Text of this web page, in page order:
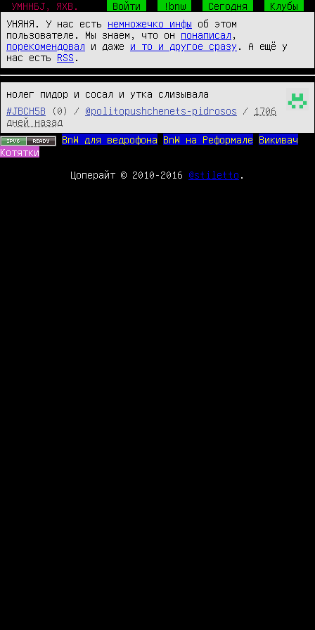
УМННБJ, ЯХВ. Войти !bnw Сегодня
Клубы
УНЯНЯ. У нас есть немножечко инфы об этом
пользователе. Мы знаем, что он понаписал
порекомендовал и даже и то и другое сразу . А ещё у
нас есть RSS
нолег пидор и сосал и утка слизывала
#JBCH5B
(0) / @politopushchenets-pidrosos /
1706
дней назад
BnW для ведрофона
BnW на Реформале
Викивач
Котятки
Цоперайт © 2010-2016 @stiletto